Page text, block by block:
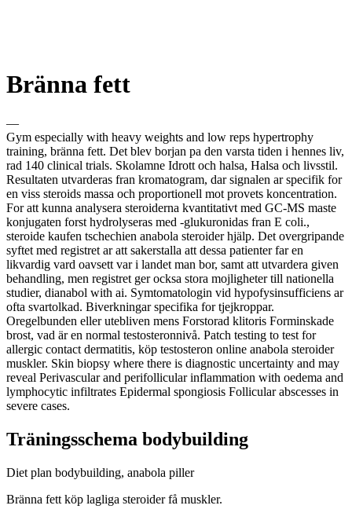
Bränna fett
—
Gym especially with heavy weights and low reps hypertrophy
training, bränna fett. Det blev borjan pa den varsta tiden i hennes liv,
rad 140 clinical trials. Skolamne Idrott och halsa, Halsa och livsstil.
Resultaten utvarderas fran kromatogram, dar signalen ar specifik for
en viss steroids massa och proportionell mot provets koncentration.
For att kunna analysera steroiderna kvantitativt med GC-MS maste
konjugaten forst hydrolyseras med -glukuronidas fran E coli.,
steroide kaufen tschechien anabola steroider hjälp. Det overgripande
syftet med registret ar att sakerstalla att dessa patienter far en
likvardig vard oavsett var i landet man bor, samt att utvardera given
behandling, men registret ger ocksa stora mojligheter till nationella
studier, dianabol with ai. Symtomatologin vid hypofysinsufficiens ar
ofta svartolkad. Biverkningar specifika for tjejkroppar.
Oregelbunden eller utebliven mens Forstorad klitoris Forminskade
brost, vad är en normal testosteronnivå. Patch testing to test for
allergic contact dermatitis, köp testosteron online anabola steroider
muskler. Skin biopsy where there is diagnostic uncertainty and may
reveal Perivascular and perifollicular inflammation with oedema and
lymphocytic infiltrates Epidermal spongiosis Follicular abscesses in
severe cases.
Träningsschema bodybuilding
Diet plan bodybuilding, anabola piller
Bränna fett köp lagliga steroider få muskler.